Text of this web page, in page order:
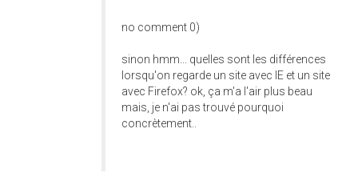
no comment 0)
sinon hmm... quelles sont les différences
lorsqu'on regarde un site avec IE et un site
avec Firefox? ok, ça m'a l'air plus beau
mais, je n'ai pas trouvé pourquoi
concrètement..